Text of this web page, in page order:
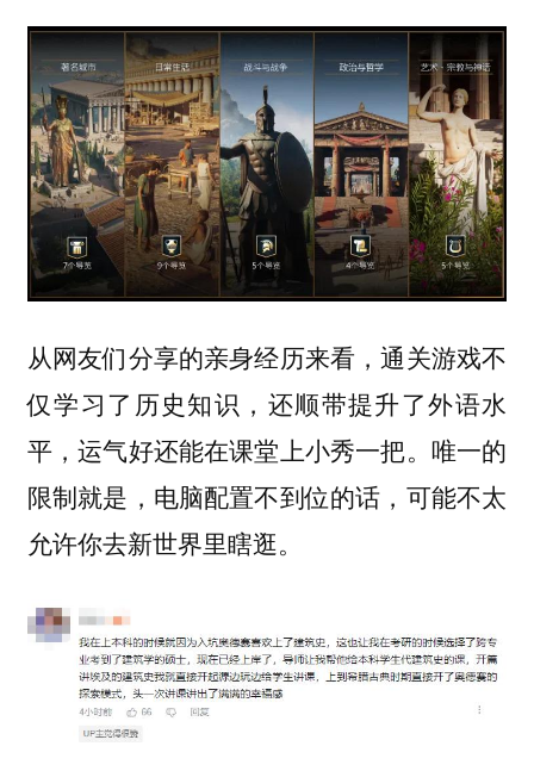
从网友们分享的亲身经历来看，通关游戏不
仅学习了历史知识，还顺带提升了外语水
平，运气好还能在课堂上小秀一把。唯一的
限制就是，电脑配置不到位的话，可能不太
允许你去新世界里瞎逛。